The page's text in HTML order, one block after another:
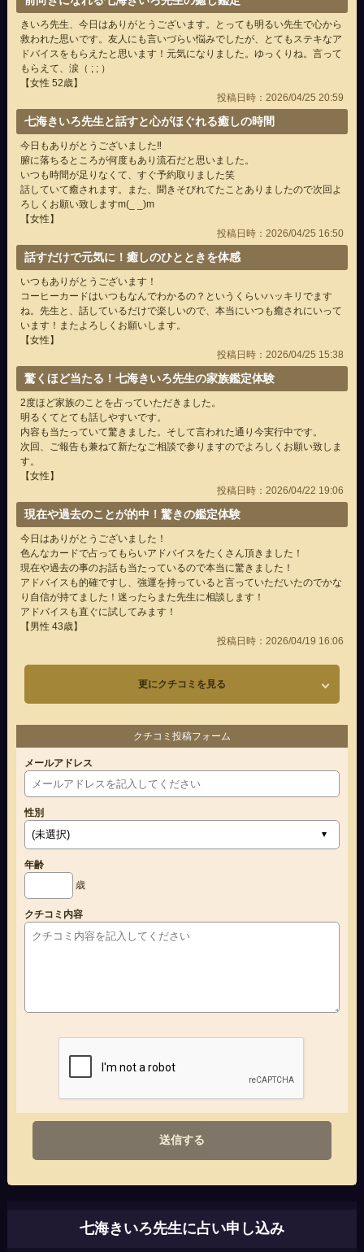
きいろ先生、今日はありがとうございます。とっても明るい先生で心から
救われた思いです。友人にも言いづらい悩みでしたが、とてもステキなア
ドバイスをもらえたと思います！元気になりました。ゆっくりね。言って
もらえて、涙（ ; ; ）
【女性 52歳】
投稿日時：2026/04/25 20:59
七海きいろ先生と話すと心がほぐれる癒しの時間
今日もありがとうございました‼︎
腑に落ちるところが何度もあり流石だと思いました。
いつも時間が足りなくて、すぐ予約取りました笑
話していて癒されます。また、聞きそびれてたことありましたので次回よ
ろしくお願い致しますm(_ _)m
【女性】
投稿日時：2026/04/25 16:50
話すだけで元気に！癒しのひとときを体感
いつもありがとうございます！
コーヒーカードはいつもなんでわかるの？というくらいハッキリでます
ね。先生と、話しているだけで楽しいので、本当にいつも癒されにいって
います！またよろしくお願いします。
【女性】
投稿日時：2026/04/25 15:38
驚くほど当たる！七海きいろ先生の家族鑑定体験
2度ほど家族のことを占っていただきました。
明るくてとても話しやすいです。
内容も当たっていて驚きました。そして言われた通り今実行中です。
次回、ご報告も兼ねて新たなご相談で参りますのでよろしくお願い致しま
す。
【女性】
投稿日時：2026/04/22 19:06
現在や過去のことが的中！驚きの鑑定体験
今日はありがとうございました！
色んなカードで占ってもらいアドバイスをたくさん頂きました！
現在や過去の事のお話も当たっているので本当に驚きました！
アドバイスも的確ですし、強運を持っていると言っていただいたのでかな
り自信が持てました！迷ったらまた先生に相談します！
アドバイスも直ぐに試してみます！
【男性 43歳】
投稿日時：2026/04/19 16:06
更にクチコミを見る
クチコミ投稿フォーム
メールアドレス
性別
年齢
歳
クチコミ内容
送信する
七海きいろ先生に占い申し込み